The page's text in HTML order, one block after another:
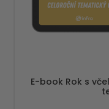
E-book Rok s